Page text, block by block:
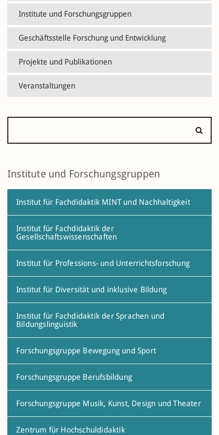
Institute und Forschungsgruppen
Geschäftsstelle Forschung und Entwicklung
Projekte und Publikationen
Veranstaltungen
Institute und Forschungsgruppen
Institut für Fachdidaktik MINT und Nachhaltigkeit
Institut für Fachdidaktik der
Gesellschaftswissenschaften
Institut für Professions- und Unterrichtsforschung
Institut für Diversität und inklusive Bildung
Institut für Fachdidaktik der Sprachen und
Bildungslinguistik
Forschungsgruppe Bewegung und Sport
Forschungsgruppe Berufsbildung
Forschungsgruppe Musik, Kunst, Design und Theater
Zentrum für Hochschuldidaktik